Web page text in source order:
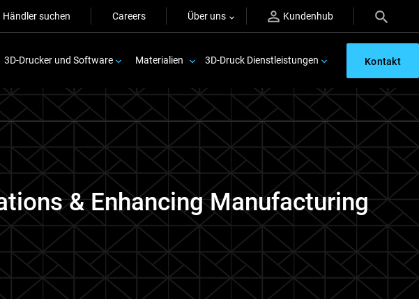
Händler suchen Careers Über uns Kundenhub
3D-Drucker und Software Materialien 3D-Druck Dienstleistungen Kontakt
& Enhancing Manufacturing